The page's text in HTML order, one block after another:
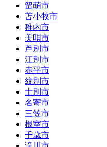
留萌市
苫小牧市
稚内市
美唄市
芦別市
江別市
赤平市
紋別市
士別市
名寄市
三笠市
根室市
千歳市